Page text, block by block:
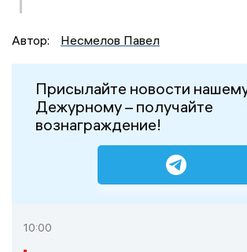
Автор: Несмелов Павел
Присылайте новости
Дежурному – получайте
вознаграждение!
10:00